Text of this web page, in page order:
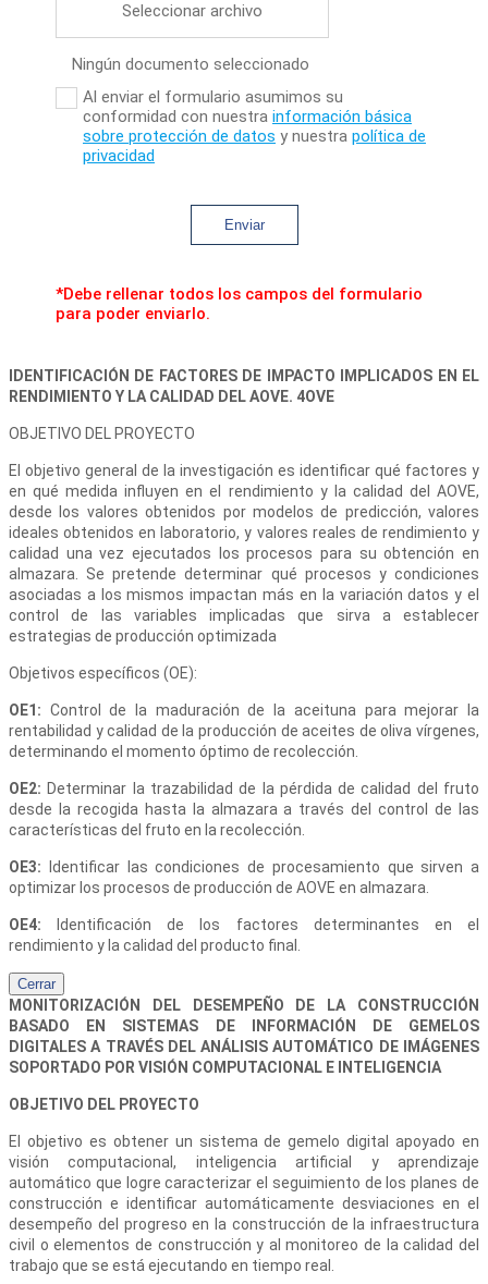
Seleccionar archivo
Ningún documento seleccionado
Al enviar el formulario asumimos su
conformidad con nuestra información básica
sobre protección de datos y nuestra política de
privacidad
Enviar
*Debe rellenar todos los campos del formulario
para poder enviarlo.
IDENTIFICACIÓN DE FACTORES DE IMPACTO IMPLICADOS EN EL
RENDIMIENTO Y LA CALIDAD DEL AOVE. 4OVE
OBJETIVO DEL PROYECTO
El objetivo general de la investigación es identificar qué factores y
en qué medida influyen en el rendimiento y la calidad del AOVE,
desde los valores obtenidos por modelos de predicción, valores
ideales obtenidos en laboratorio, y valores reales de rendimiento y
calidad una vez ejecutados los procesos para su obtención en
almazara. Se pretende determinar qué procesos y condiciones
asociadas a los mismos impactan más en la variación datos y el
control de las variables implicadas que sirva a establecer
estrategias de producción optimizada
Objetivos específicos (OE):
OE1: Control de la maduración de la aceituna para mejorar la
rentabilidad y calidad de la producción de aceites de oliva vírgenes,
determinando el momento óptimo de recolección.
OE2: Determinar la trazabilidad de la pérdida de calidad del fruto
desde la recogida hasta la almazara a través del control de las
características del fruto en la recolección.
OE3:
Identificar las condiciones de procesamiento que sirven a
optimizar los procesos de producción de AOVE en almazara.
OE4:
Identificación de los factores determinantes en el
rendimiento y la calidad del producto final.
Cerrar
MONITORIZACIÓN DEL DESEMPEÑO DE LA CONSTRUCCIÓN
BASADO EN SISTEMAS DE INFORMACIÓN DE GEMELOS
DIGITALES A TRAVÉS DEL ANÁLISIS AUTOMÁTICO DE IMÁGENES
SOPORTADO POR VISIÓN COMPUTACIONAL E INTELIGENCIA
OBJETIVO DEL PROYECTO
El objetivo es obtener un sistema de gemelo digital apoyado en
visión computacional, inteligencia artificial y aprendizaje
automático que logre caracterizar el seguimiento de los planes de
construcción e identificar automáticamente desviaciones en el
desempeño del progreso en la construcción de la infraestructura
civil o elementos de construcción y al monitoreo de la calidad del
trabajo que se está ejecutando en tiempo real.